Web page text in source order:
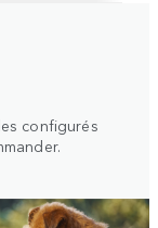
configurés